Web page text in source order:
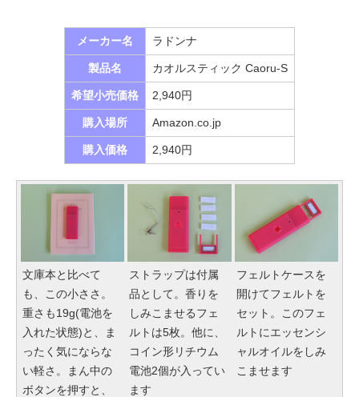
メーカー名 ラドンナ
製品名 カオルスティック Caoru-S
希望小売価格 2,940円
購入場所 Amazon.co.jp
購入価格 2,940円
文庫本と比べて
も、この小ささ。
重さも19g(電池を
入れた状態)と、ま
ったく気にならな
い軽さ。まん中の
ボタンを押すと、
ストラップは付属
品として。香りを
しみこませるフェ
ルトは5枚。他に、
コイン形リチウム
電池2個が入ってい
ます
フェルトケースを
開けてフェルトを
セット。このフェ
ルトにエッセンシ
ャルオイルをしみ
こませます